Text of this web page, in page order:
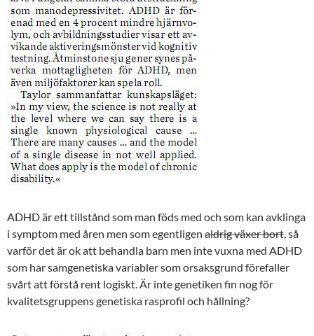
ADHD är ett tillstånd som man föds med och som kan avklinga
i symptom med åren men som egentligen aldrig växer bort, så
varför det är ok att behandla barn men inte vuxna med ADHD
som har samgenetiska variabler som orsaksgrund förefaller
svårt att förstå rent logiskt. Är inte genetiken fin nog för
kvalitetsgruppens genetiska rasprofil och hållning?